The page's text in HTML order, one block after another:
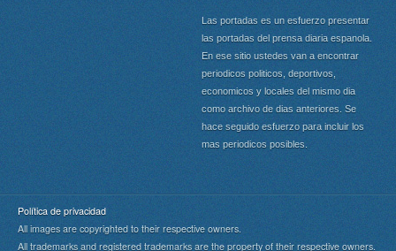
Las portadas es un esfuerzo presentar
las portadas del prensa diaria espanola.
En ese sitio ustedes van a encontrar
periodicos politicos, deportivos,
economicos y locales del mismo dia
como archivo de dias anteriores. Se
hace seguido esfuerzo para incluir los
mas periodicos posibles.
Política de privacidad
All images are copyrighted to their respective owners.
All trademarks and registered trademarks are the property of their respective owners.